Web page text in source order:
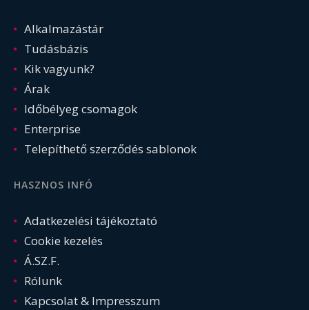
Alkalmazástár
Tudásbázis
Kik vagyunk?
Árak
Időbélyeg csomagok
Enterprise
Telepíthető szerződés sablonok
HASZNOS INFÓ
Adatkezelési tájékoztató
Cookie kezelés
Á.SZ.F.
Rólunk
Kapcsolat & Impresszum